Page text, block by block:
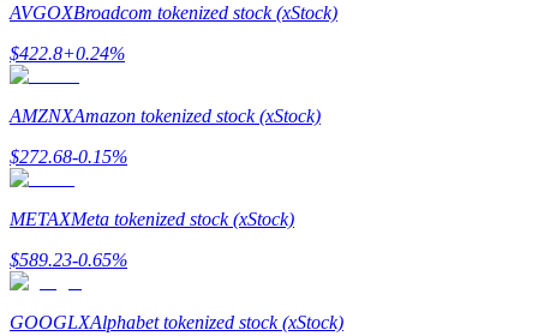
Register & Trade to Win 500,000 USDT
AVGOXBroadcom tokenized stock (xStock)
$422.8+0.24%
AMZNXAmazon tokenized stock (xStock)
$272.68-0.15%
METAXMeta tokenized stock (xStock)
$589.23-0.65%
GOOGLXAlphabet tokenized stock (xStock)